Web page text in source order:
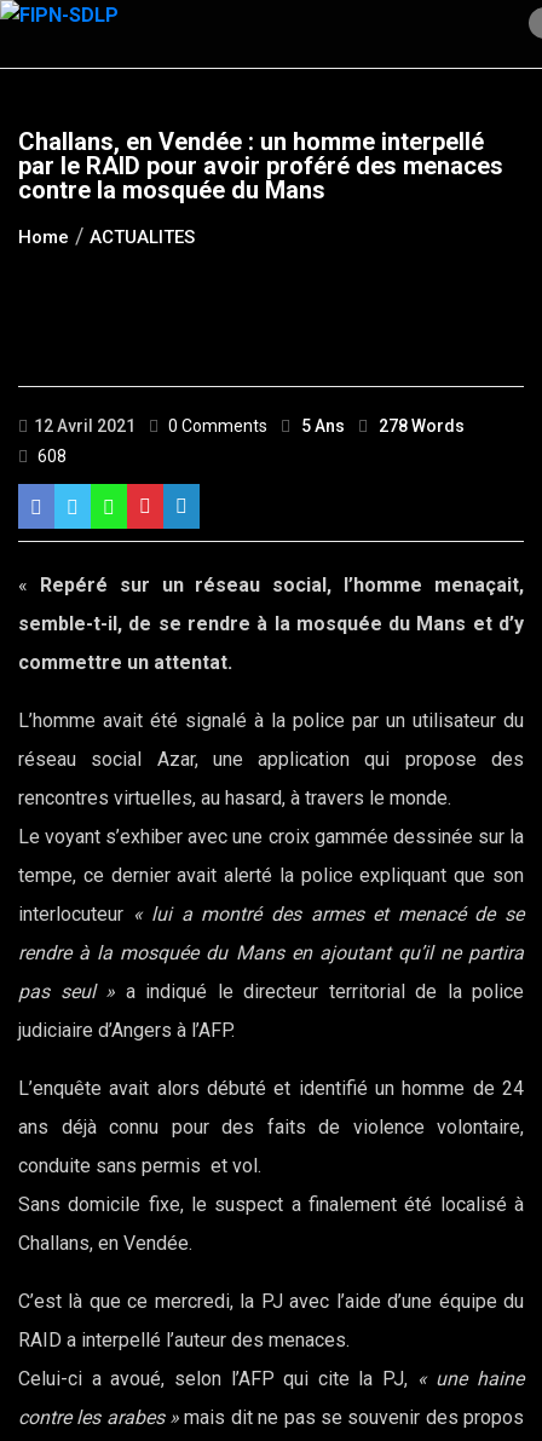
Skip
content
Challans, en Vendée : un homme interpellé
par le RAID pour avoir proféré des menaces
contre la mosquée du Mans
Home ACTUALITES
12 Avril 2021 0 Comments 5 Ans
278 Words
608
«
Repéré sur un réseau social, l’homme menaçait,
semble-t-il, de se rendre à la mosquée du Mans et d’y
commettre un attentat.
L’homme avait été signalé à la police par un utilisateur du
réseau social Azar, une application qui propose des
rencontres virtuelles, au hasard, à travers le monde.
Le voyant s’exhiber avec une croix gammée dessinée sur la
tempe, ce dernier avait alerté la police expliquant que son
interlocuteur « lui a montré des armes et menacé de se
rendre à la mosquée du Mans en ajoutant qu’il ne partira
pas seul » a indiqué le directeur territorial de la police
judiciaire d’Angers à l’AFP.
L’enquête avait alors débuté et identifié un homme de 24
ans déjà connu pour des faits de violence volontaire,
conduite sans permis et vol.
Sans domicile fixe, le suspect a finalement été localisé à
Challans, en Vendée.
C’est là que ce mercredi, la PJ avec l’aide d’une équipe du
RAID a interpellé l’auteur des menaces.
Celui-ci a avoué, selon l’AFP qui cite la PJ, « une haine
contre les arabes »mais dit ne pas se souvenir des propos